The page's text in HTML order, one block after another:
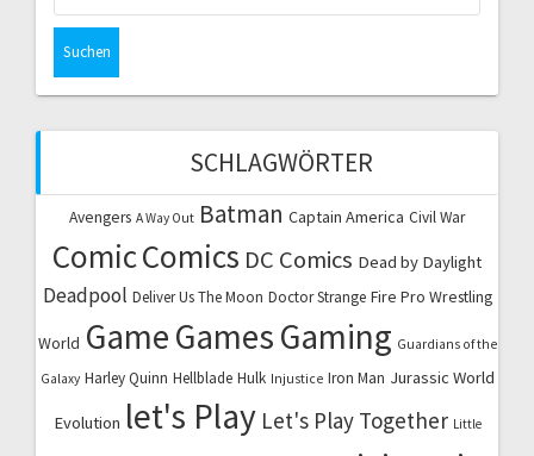
SCHLAGWÖRTER
Avengers A Way Out Batman Captain America Civil War
ComicComics DC Comics Dead by Daylight
Deadpool Deliver Us The Moon Doctor Strange Fire Pro Wrestling
World GameGamesGaming Guardians of the
Galaxy Harley Quinn Hellblade Hulk Injustice Iron Man Jurassic World
Evolution let's Play Let's Play Together Little